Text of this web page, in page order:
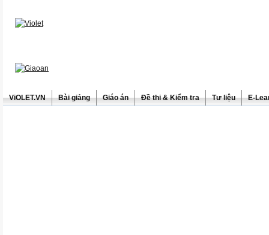
ViOLET.VN Bài giảng Giáo án Đề thi & Kiểm tra Tư liệu E-